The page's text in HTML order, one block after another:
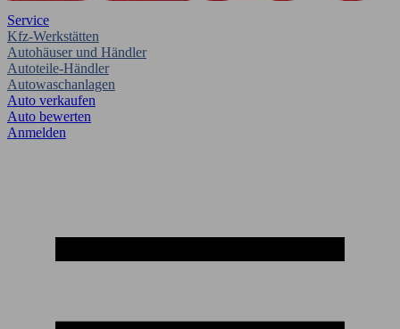
Service
Kfz-Werkstätten
Autohäuser und Händler
Autoteile-Händler
Autowaschanlagen
Auto verkaufen
Auto bewerten
Anmelden